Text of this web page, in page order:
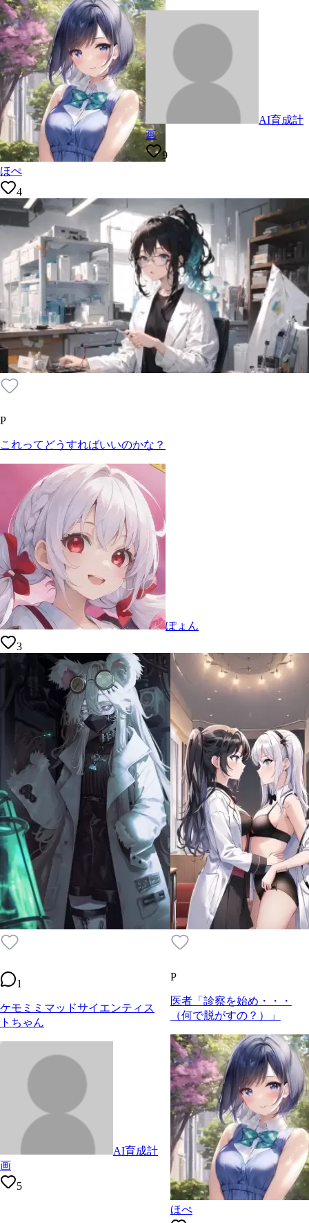
ほぺ
4
AI育成計
画
9
P
これってどうすればいいのかな？
ぽょん
3
1
ケモミミマッドサイエンティス
トちゃん
AI育成計
画
5
P
医者「診察を始め・・・
（何で脱がすの？）」
ほぺ